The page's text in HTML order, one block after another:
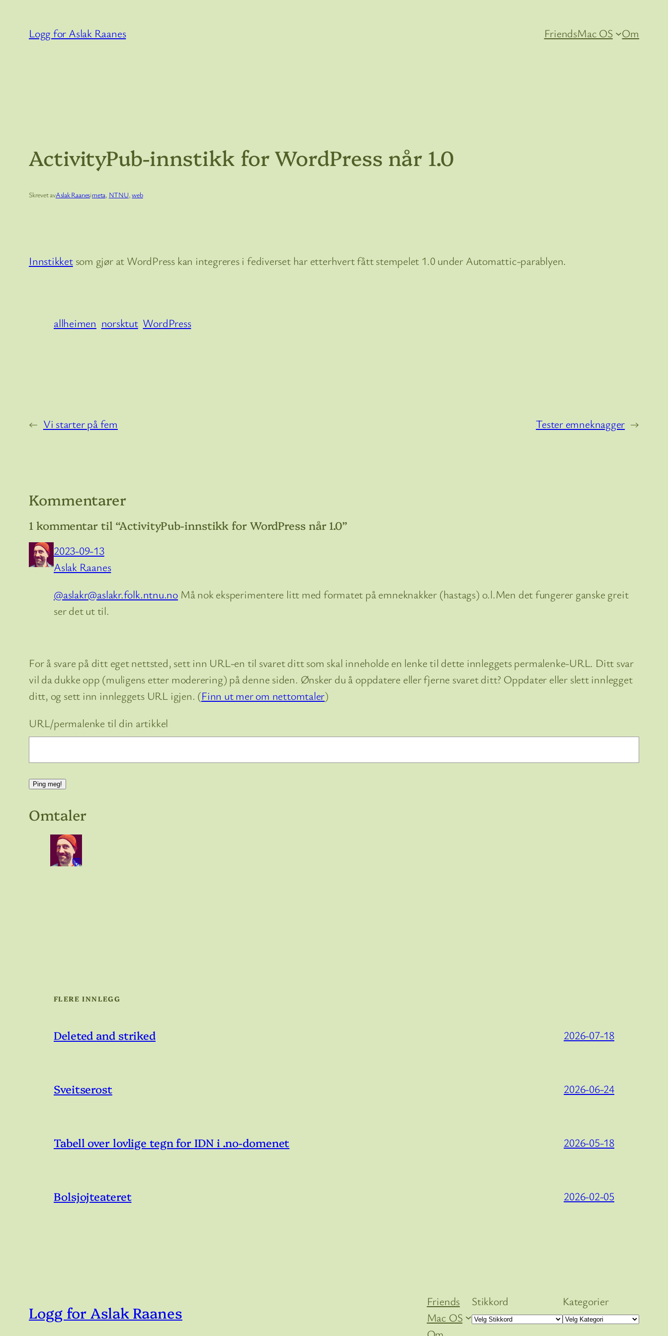
Logg for Aslak Raanes FriendsMac OS Om
ActivityPub-innstikk for WordPress når 1.0
Skrevet avAslak Raanesimeta, NTNU, web
Innstikketsom gjør at WordPress kan integreres i fediverset har etterhvert fått stempelet 1.0 under Automattic-parablyen.
allheimen norsktut WordPress
← Vi starter på fem Tester emneknagger →
Kommentarer
1 kommentar til “ActivityPub-innstikk for WordPress når 1.0”
2023-09-13
Aslak Raanes
@aslakr@aslakr.folk.ntnu.no Må nok eksperimentere litt med formatet på emneknakker (hastags) o.l.Men det fungerer ganske greit
ser det ut til.
For å svare på ditt eget nettsted, sett inn URL-en til svaret ditt som skal inneholde en lenke til dette innleggets permalenke-URL. Ditt svar
vil da dukke opp (muligens etter moderering) på denne siden. Ønsker du å oppdatere eller fjerne svaret ditt? Oppdater eller slett innlegget
ditt, og sett inn innleggets URL igjen. (Finn ut mer om nettomtaler)
URL/permalenke til din artikkel
Omtaler
💬
FLERE INNLEGG
Deleted and striked 2026-07-18
Sveitserost 2026-06-24
Tabell over lovlige tegn for IDN i .no-domenet 2026-05-18
Bolsjojteateret 2026-02-05
Logg for Aslak Raanes
Friends
Mac OS
Stikkord Kategorier